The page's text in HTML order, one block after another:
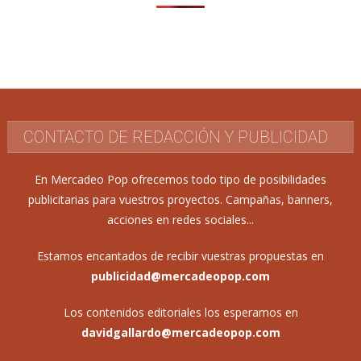
CONTACTO DE REDACCIÓN Y PUBLICIDAD
En Mercadeo Pop ofrecemos todo tipo de posibilidades
publicitarias para vuestros proyectos. Campañas, banners,
acciones en redes sociales...
Estamos encantados de recibir vuestras propuestas en
publicidad@mercadeopop.com
Los contenidos editoriales los esperamos en
davidgallardo@mercadeopop.com